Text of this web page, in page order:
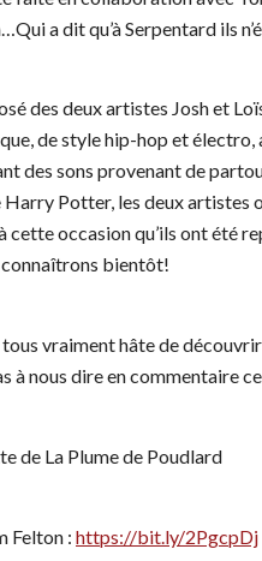
a dit qu’à Serpentard ils
des deux artistes Josh et
de style hip-hop et
des sons provenant de
Potter, les deux artistes
cette occasion qu’ils ont été
bientôt!
tous vraiment hâte de
à nous dire en commentaire
de La Plume de Poudlard
Felton : https://bit.ly/2PgcpDj